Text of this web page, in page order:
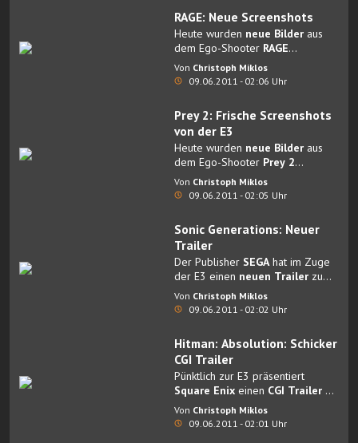
RAGE: Neue Screenshots
Heute wurden neue Bilder aus
dem Ego-Shooter RAGE
veröffentlicht.
Von Christoph Miklos
09.06.2011 - 02:06 Uhr
Prey 2: Frische Screenshots
von der E3
Heute wurden neue Bilder aus
dem Ego-Shooter Prey 2
veröffentlicht.
Von Christoph Miklos
09.06.2011 - 02:05 Uhr
Sonic Generations: Neuer
Trailer
Der Publisher SEGAhat im Zuge
der E3 einen neuen Trailer zu
Sonic Generations
veröffentlicht.
Von Christoph Miklos
09.06.2011 - 02:02 Uhr
Hitman: Absolution: Schicker
CGI Trailer
Pünktlich zur E3 präsentiert
Square Enix einen CGI Trailer zu
Hitman: Absolution
Von Christoph Miklos
09.06.2011 - 02:01 Uhr